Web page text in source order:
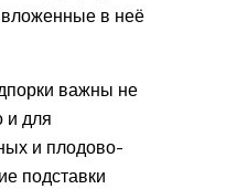
вложенные в неё
важны не
и для
и плодово-
подставки